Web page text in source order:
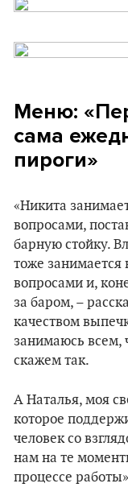
Меню:
сама
пироги»
«Никита
вопросами,
барную стойку.
тоже
вопросами и,
за баром, –
качеством
занимаюсь всем,
скажем так.
А Наталья, моя
которое
человек со
нам на те
процессе